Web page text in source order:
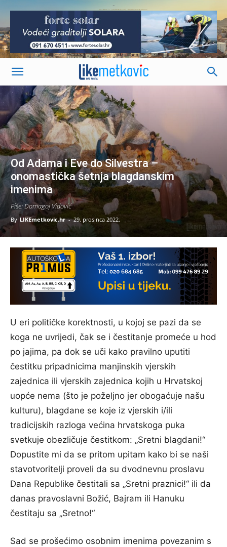
-
Od Adama i Eve do Silvestra –
onomastička šetnja blagdanskim
imenima
Piše: Domagoj Vidović
By LIKEmetkovic.hr - 29. prosinca 2022.
U eri političke korektnosti, u kojoj se pazi da se
koga ne uvrijedi, čak se i čestitanje promeće u hod
po jajima, pa dok se uči kako pravilno uputiti
čestitku pripadnicima manjinskih vjerskih
zajednica ili vjerskih zajednica kojih u Hrvatskoj
uopće nema (što je poželjno jer obogaćuje našu
kulturu), blagdane se koje iz vjerskih i/ili
tradicijskih razloga većina hrvatskoga puka
svetkuje obezličuje čestitkom: „Sretni blagdani!“
Dopustite mi da se pritom upitam kako bi se naši
stavotvoritelji proveli da su dvodnevnu proslavu
Dana Republike čestitali sa „Sretni praznici!“ ili da
danas pravoslavni Božić, Bajram ili Hanuku
čestitaju sa „Sretno!“
Sad se prošećimo osobnim imenima povezanim s